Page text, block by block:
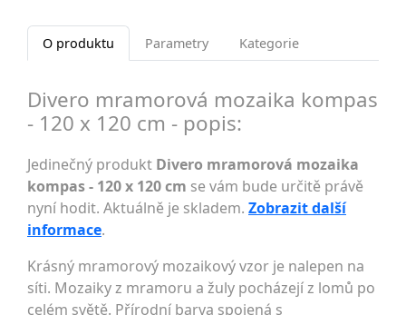
O produktu Parametry Kategorie
Divero mramorová mozaika kompas
- 120 x 120 cm - popis:
Jedinečný produkt Divero mramorová mozaika
kompas - 120 x 120 cm se vám bude určitě právě
nyní hodit. Aktuálně je skladem. Zobrazit další
informace.
Krásný mramorový mozaikový vzor je nalepen na
síti. Mozaiky z mramoru a žuly pocházejí z lomů po
celém světě. Přírodní barva spojená s